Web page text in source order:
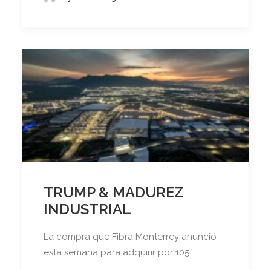
TRUMP & MADUREZ
INDUSTRIAL
La compra que Fibra Monterrey anunció
esta semana para adquirir por 105…